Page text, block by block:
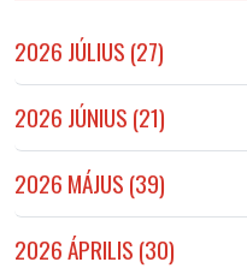
2026 JÚLIUS (27)
2026 JÚNIUS (21)
2026 MÁJUS (39)
2026 ÁPRILIS (30)